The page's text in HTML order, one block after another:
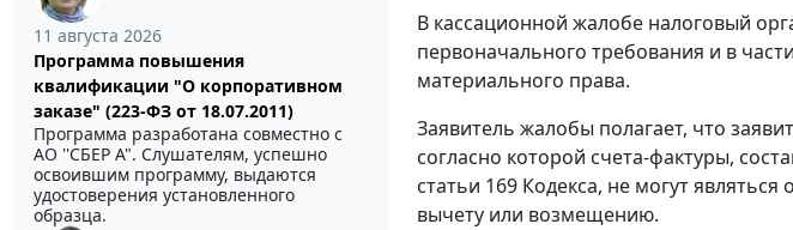
11 августа 2026
Программа повышения
квалификации "О корпоративном
заказе" (223-ФЗ от 18.07.2011)
Программа разработана совместно с
АО ''СБЕР А". Слушателям, успешно
освоившим программу, выдаются
удостоверения установленного
образца.
В кассационной жалобе налоговый
первоначального требования и в
материального права.
Заявитель жалобы полагает, что
согласно которой счета-фактуры,
статьи 169 Кодекса, не могут
вычету или возмещению.